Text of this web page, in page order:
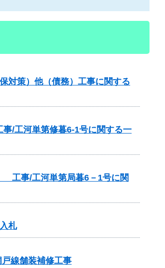
策）他（債務）工事に関する
/工河単第修暮6-1号に関する一
工事/工河単第局暮6－1号に関
札
線舗装補修工事